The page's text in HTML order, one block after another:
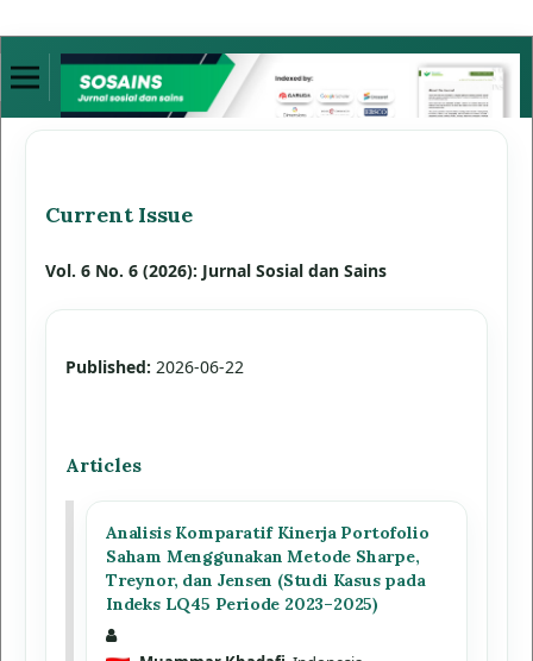
Current Issue
Vol. 6 No. 6 (2026): Jurnal Sosial dan Sains
Published: 2026-06-22
Articles
Analisis Komparatif Kinerja Portofolio
Saham Menggunakan Metode Sharpe,
Treynor, dan Jensen (Studi Kasus pada
Indeks LQ45 Periode 2023–2025)